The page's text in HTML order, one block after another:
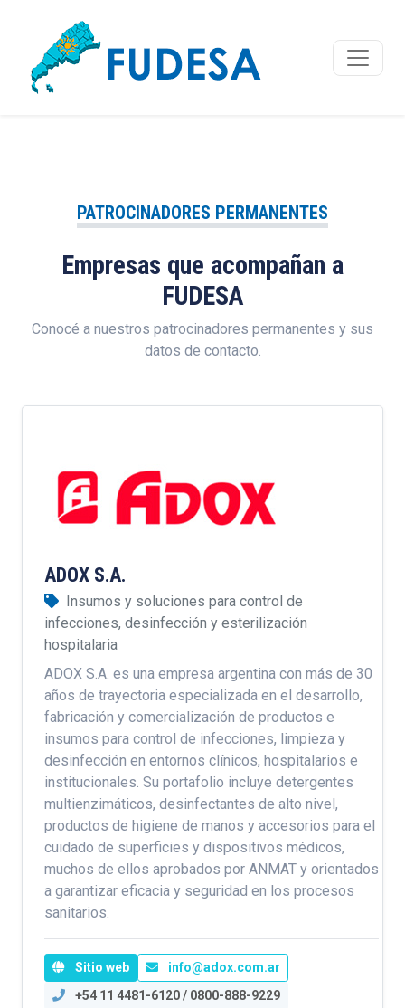
PATROCINADORES PERMANENTES
Empresas que acompañan a
FUDESA
Conocé a nuestros patrocinadores permanentes y sus
datos de contacto.
ADOX S.A.
Insumos y soluciones para control de
infecciones, desinfección y esterilización
hospitalaria
ADOX S.A. es una empresa argentina con más de 30
años de trayectoria especializada en el desarrollo,
fabricación y comercialización de productos e
insumos para control de infecciones, limpieza y
desinfección en entornos clínicos, hospitalarios e
institucionales. Su portafolio incluye detergentes
multienzimáticos, desinfectantes de alto nivel,
productos de higiene de manos y accesorios para el
cuidado de superficies y dispositivos médicos,
muchos de ellos aprobados por ANMAT y orientados
a garantizar eficacia y seguridad en los procesos
sanitarios.
Sitio web
info@adox.com.ar
+54 11 4481-6120 / 0800-888-9229